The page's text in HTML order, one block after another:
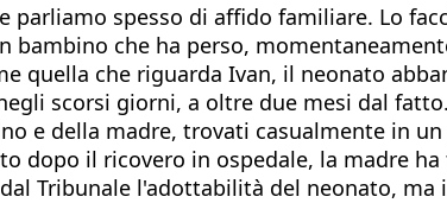
parliamo spesso di affido familiare. Lo
bambino che ha perso,
quella che riguarda Ivan, il neonato
scorsi giorni, a oltre due mesi dal
e della madre, trovati casualmente in
dopo il ricovero in ospedale, la madre
Tribunale l'adottabilità del neonato,